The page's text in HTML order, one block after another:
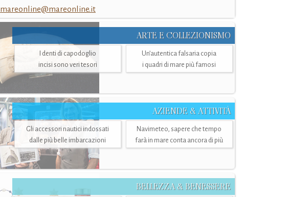
mareonline@mareonline.it
ARTE E COLLEZIONISMO
I denti di capodoglio
incisi sono veri tesori
Un’autentica falsaria copia
i quadri di mare più famosi
AZIENDE & ATTIVITÀ
Gli accessori nautici indossati
dalle più belle imbarcazioni
Navimeteo, sapere che tempo
farà in mare conta ancora di più
BELLEZZA & BENESSERE